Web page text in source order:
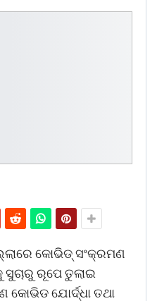
କୋଭିଡ୍ ସଂକ୍ରମଣ
ରୂପେ ତୁଲାଇ
ଯୋର୍ଦ୍ଧା ତଥା